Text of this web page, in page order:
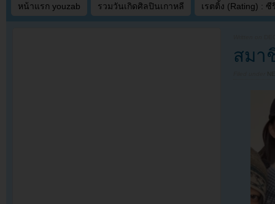
หน้าแรก youzab รวมวันเกิดศิลปินเกาหลี เรตติ้ง (Rating) : ซี
สมา